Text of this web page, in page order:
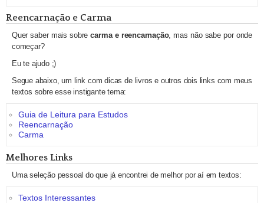
Reencarnação e Carma
Quer saber mais sobrecarma e reencarnação, mas não sabe por onde
começar?
Eu te ajudo ;)
Segue abaixo, um link com dicas de livros e outros dois links com meus
textos sobre esse instigante tema:
Guia de Leitura para Estudos
Reencarnação
Carma
Melhores Links
Uma seleção pessoal do que já encontrei de melhor por aí em textos:
Textos Interessantes